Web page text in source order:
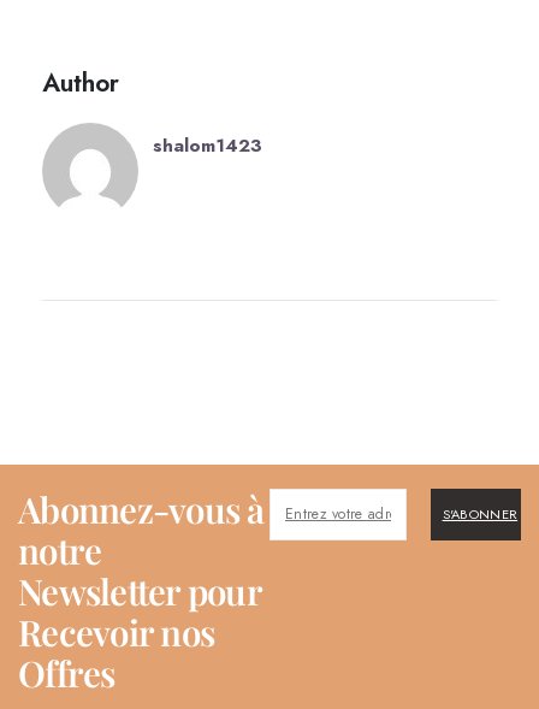
Author
shalom1423
Abonnez-vous à
notre
Newsletter pour
Recevoir nos
Offres
S'ABONNER